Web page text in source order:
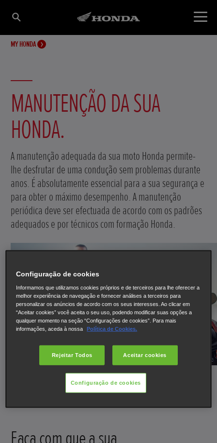
MY HONDA
MANUTENÇÃO DA SUA
HONDA.
A manutenção adequada da sua moto Honda permite-
lhe desfrutar de uma condução sem problemas durante
anos. É absolutamente essencial para a sua segurança e
para obter o máximo desempenho. A manutenção
periódica deve ser efectuada de acordo com os padrões
adequados e por técnicos com formação Honda.
Faça com que a sua
Configuração de cookies
Informamos que utilizamos cookies próprios e de terceiros para lhe oferecer a
melhor experiência de navegação e fornecer análises a terceiros para
personalizar os anúncios de acordo com os seus interesses. Ao clicar em
“Aceitar cookies” você aceita o seu uso, podendo modificar suas opções a
qualquer momento na seção “Configurações de cookies”. Para mais
informações, aceda à nossa
Política de Cookies.
Rejeitar Todos Aceitar cookies
Configuração de cookies